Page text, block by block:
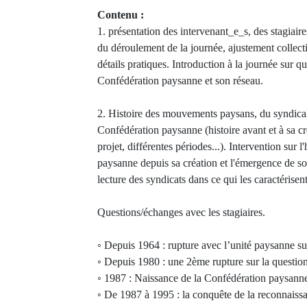
Contenu :
1. présentation des intervenant_e_s, des
du déroulement de la journée, ajustement
détails pratiques. Introduction à la journée sur
Confédération paysanne et son réseau.
2. Histoire des mouvements paysans, du
Confédération paysanne (histoire avant et à sa
projet, différentes périodes...). Intervention sur
paysanne depuis sa création et l'émergence de
lecture des syndicats dans ce qui les
Questions/échanges avec les stagiaires.
◦ Depuis 1964 : rupture avec l’unité paysanne
◦ Depuis 1980 : une 2ème rupture sur la
◦ 1987 : Naissance de la Confédération
◦ De 1987 à 1995 : la conquête de la